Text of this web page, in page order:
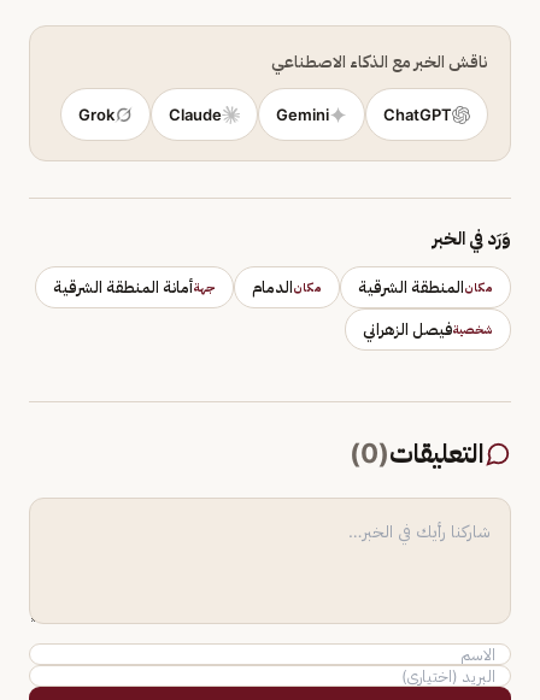
ناقش الخبر مع الذكاء الاصطناعي
ChatGPT
Gemini
Claude
Grok
وَرَد في الخبر
مكانالمنطقة الشرقية مكانالدمام جهةأمانة المنطقة الشرقية
شخصيةفيصل الزهراني
التعليقات(
0
)